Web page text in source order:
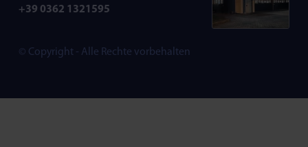
+39 0362 1321595
© Copyright - Alle Rechte vorbehalten